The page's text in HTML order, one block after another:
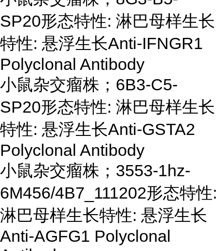
SP20形态特性: 淋巴母样生长
特性: 悬浮生长Anti-IFNGR1
Polyclonal Antibody
小鼠杂交瘤株； 6B3-C5-
SP20形态特性: 淋巴母样生长
特性: 悬浮生长Anti-GSTA2
Polyclonal Antibody
小鼠杂交瘤株； 3553-1hz-
6M456/4B7_111202形态特性:
淋巴母样生长特性: 悬浮生长
Anti-AGFG1 Polyclonal